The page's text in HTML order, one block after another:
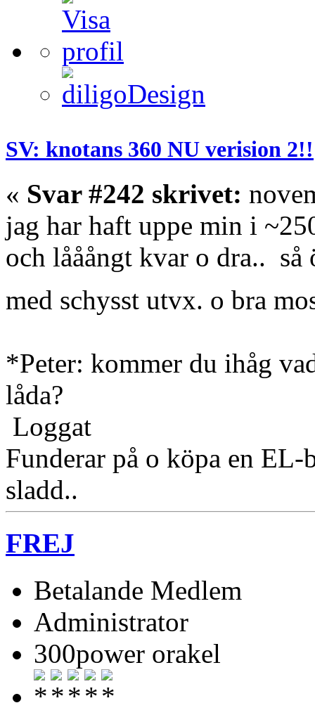
SV: knotans 360 NU verision 2!!
« Svar #242 skrivet:
jag har haft uppe min i
och lååångt kvar o dra..
med schysst utvx. o bra
*Peter: kommer du ihåg
låda?
Loggat
Funderar på o köpa en
sladd..
FREJ
Betalande Medlem
Administrator
300power orakel